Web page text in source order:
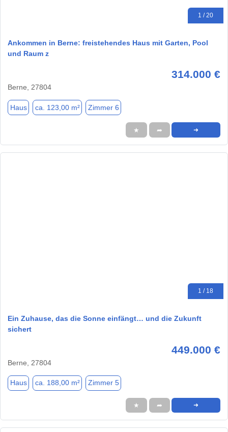
1 / 20
Ankommen in Berne: freistehendes Haus mit Garten, Pool
und Raum z
314.000 €
Berne, 27804
Haus ca. 123,00 m² Zimmer 6
★ ➦ ➜
1 / 18
Ein Zuhause, das die Sonne einfängt… und die Zukunft
sichert
449.000 €
Berne, 27804
Haus ca. 188,00 m² Zimmer 5
★ ➦ ➜